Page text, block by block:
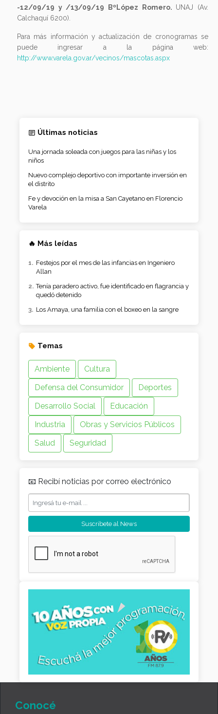
-12/09/19 y /13/09/19 BºLópez Romero. UNAJ (Av.
Calchaquí 6200).
Para más información y actualización de cronogramas se
puede ingresar a la página web:
http://www.varela.gov.ar/vecinos/mascotas.aspx
Últimas noticias
Una jornada soleada con juegos para las niñas y los
niños
Nuevo complejo deportivo con importante inversión en
el distrito
Fe y devoción en la misa a San Cayetano en Florencio
Varela
🔥 Más leídas
Festejos por el mes de las infancias en Ingeniero
Allan
Tenía paradero activo, fue identificado en flagrancia y
quedó detenido
Los Amaya, una familia con el boxeo en la sangre
Temas
Ambiente
Cultura
Defensa del Consumidor
Deportes
Desarrollo Social
Educación
Industria
Obras y Servicios Públicos
Salud
Seguridad
📧 Recibí noticias por correo electrónico
Conocé